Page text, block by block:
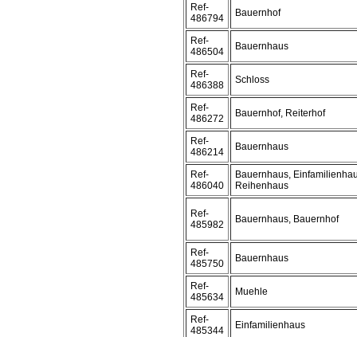
Ref-
486794
Bauernhof
Ref-
486504
Bauernhaus
Ref-
486388
Schloss
Ref-
486272
Bauernhof, Reiterhof
Ref-
486214
Bauernhaus
Ref-
486040
Bauernhaus,
Reihenhaus
Ref-
485982
Bauernhaus, Bauernhof
Ref-
485750
Bauernhaus
Ref-
485634
Muehle
Ref-
485344
Einfamilienhaus